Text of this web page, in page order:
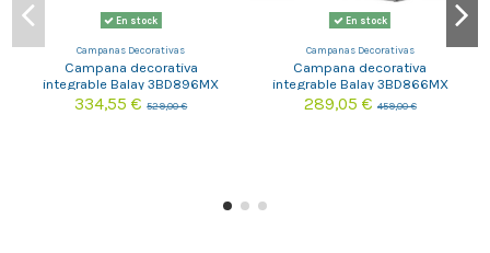
En stock
Campanas Decorativas
Campana decorativa
integrable Balay 3BD896MX
334,55 €529,00 €
En stock
Campanas Decorativas
Campana decorativa
integrable Balay 3BD866MX
289,05 € 459,00 €